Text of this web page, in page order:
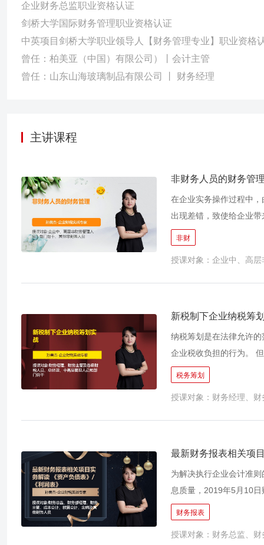
企业财务总监职业资格认证
剑桥大学国际财务管理职业资格认证
中英项目剑桥大学职业领导人【财务管理专业】职业资格
曾任：柏美亚（中国）有限公司）丨会计主管
曾任：山东山海玻璃制品有限公司 丨 财务经理
主讲课程
非财务人员的财务管
在企业实务操作过程中
出现差错，致使给企业
证的填制和审核、最新
实务工作中得心应手。
低。 资深企业财税实战
力，还具备一定财务管
非财
授课对象：企业中、高
新税制下企业纳税筹
纳税筹划是在法律允许
企业税收负担的行为。
的意识，致使企业交了
便会产生纳税问题，具
能力的高低，更要拼业
税务筹划
授课对象：财务经理、
最新财务报表相关项
为解决执行企业会计准
息质量，2019年5月10
年度一般企业财务报表
表》《利润表》相关项
时由于对报表中相关项
财务报表
授课对象：财务总监、